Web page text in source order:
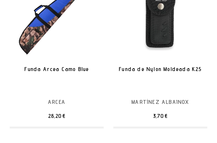
Funda Arcea Camo Blue
ARCEA
28,20 €
Funda de Nylon Moldeada K25
MARTÍNEZ ALBAINOX
3,70 €